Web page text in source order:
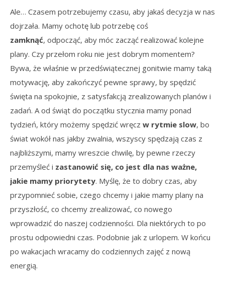
Ale… Czasem potrzebujemy czasu, aby jakaś decyzja w nas
dojrzała. Mamy ochotę lub potrzebę coś
zamknąć, odpocząć, aby móc zacząć realizować kolejne
plany. Czy przełom roku nie jest dobrym momentem?
Bywa, że właśnie w przedświątecznej gonitwie mamy taką
motywację, aby zakończyć pewne sprawy, by spędzić
święta na spokojnie, z satysfakcją zrealizowanych planów i
zadań. A od świąt do początku stycznia mamy ponad
tydzień, który możemy spędzić wręcz w rytmie slow, bo
świat wokół nas jakby zwalnia, wszyscy spędzają czas z
najbliższymi, mamy wreszcie chwilę, by pewne rzeczy
przemyśleć i zastanowić się, co jest dla nas ważne,
jakie mamy priorytety. Myślę, że to dobry czas, aby
przypomnieć sobie, czego chcemy i jakie mamy plany na
przyszłość, co chcemy zrealizować, co nowego
wprowadzić do naszej codzienności. Dla niektórych to po
prostu odpowiedni czas. Podobnie jak z urlopem. W końcu
po wakacjach wracamy do codziennych zajęć z nową
energią.